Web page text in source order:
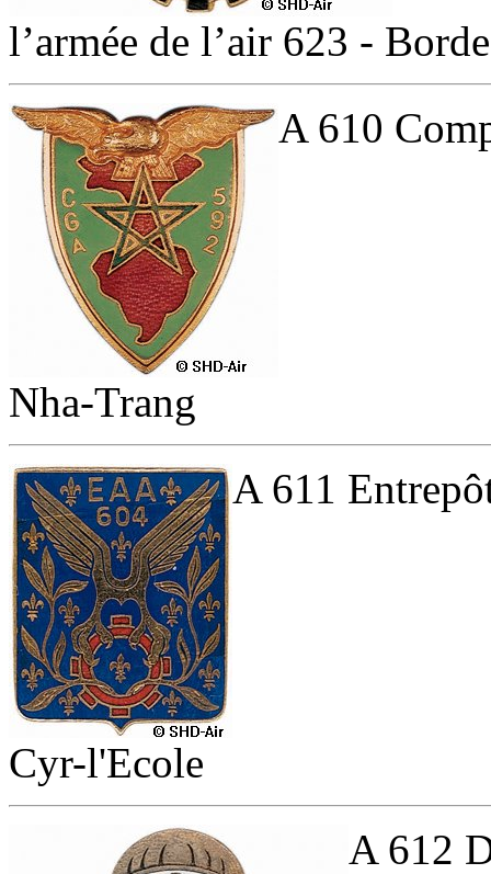
l’armée de l’air 623 -
A 610
Nha-Trang
A 611
Cyr-l'Ecole
A 612